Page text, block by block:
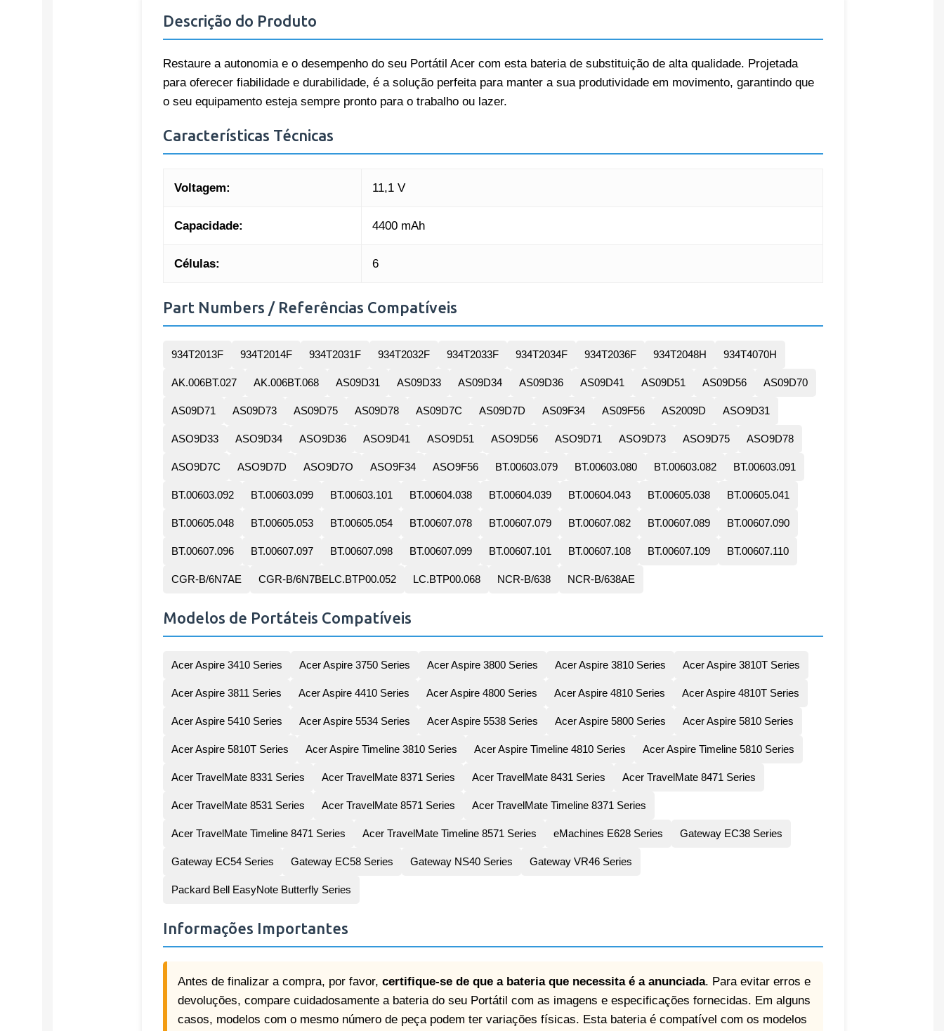
Descrição do Produto
Restaure a autonomia e o desempenho do seu Portátil Acer com esta bateria de substituição de alta qualidade. Projetada
para oferecer fiabilidade e durabilidade, é a solução perfeita para manter a sua produtividade em movimento, garantindo que
o seu equipamento esteja sempre pronto para o trabalho ou lazer.
Características Técnicas
Voltagem: 11,1 V
Capacidade: 4400 mAh
Células: 6
Part Numbers / Referências Compatíveis
934T2013F 934T2014F 934T2031F 934T2032F 934T2033F 934T2034F 934T2036F 934T2048H 934T4070H
AK.006BT.027 AK.006BT.068 AS09D31 AS09D33 AS09D34 AS09D36 AS09D41 AS09D51 AS09D56 AS09D70
AS09D71 AS09D73 AS09D75 AS09D78 AS09D7C AS09D7D AS09F34 AS09F56 AS2009D ASO9D31
ASO9D33 ASO9D34 ASO9D36 ASO9D41 ASO9D51 ASO9D56 ASO9D71 ASO9D73 ASO9D75 ASO9D78
ASO9D7C ASO9D7D ASO9D7O ASO9F34 ASO9F56 BT.00603.079 BT.00603.080 BT.00603.082 BT.00603.091
BT.00603.092 BT.00603.099 BT.00603.101 BT.00604.038 BT.00604.039 BT.00604.043 BT.00605.038 BT.00605.041
BT.00605.048 BT.00605.053 BT.00605.054 BT.00607.078 BT.00607.079 BT.00607.082 BT.00607.089 BT.00607.090
BT.00607.096 BT.00607.097 BT.00607.098 BT.00607.099 BT.00607.101 BT.00607.108 BT.00607.109 BT.00607.110
CGR-B/6N7AE CGR-B/6N7BELC.BTP00.052 LC.BTP00.068 NCR-B/638 NCR-B/638AE
Modelos de Portáteis Compatíveis
Acer Aspire 3410 Series Acer Aspire 3750 Series Acer Aspire 3800 Series Acer Aspire 3810 Series Acer Aspire 3810T Series
Acer Aspire 3811 Series Acer Aspire 4410 Series Acer Aspire 4800 Series Acer Aspire 4810 Series Acer Aspire 4810T Series
Acer Aspire 5410 Series Acer Aspire 5534 Series Acer Aspire 5538 Series Acer Aspire 5800 Series Acer Aspire 5810 Series
Acer Aspire 5810T Series Acer Aspire Timeline 3810 Series Acer Aspire Timeline 4810 Series Acer Aspire Timeline 5810 Series
Acer TravelMate 8331 Series Acer TravelMate 8371 Series Acer TravelMate 8431 Series Acer TravelMate 8471 Series
Acer TravelMate 8531 Series Acer TravelMate 8571 Series Acer TravelMate Timeline 8371 Series
Acer TravelMate Timeline 8471 Series Acer TravelMate Timeline 8571 Series eMachines E628 Series Gateway EC38 Series
Gateway EC54 Series Gateway EC58 Series Gateway NS40 Series Gateway VR46 Series
Packard Bell EasyNote Butterfly Series
Informações Importantes
Antes de finalizar a compra, por favor, certifique-se de que a bateria que necessita é a anunciada. Para evitar erros e
devoluções, compare cuidadosamente a bateria do seu Portátil com as imagens e especificações fornecidas. Em alguns
casos, modelos com o mesmo número de peça podem ter variações físicas. Esta bateria é compatível com os modelos